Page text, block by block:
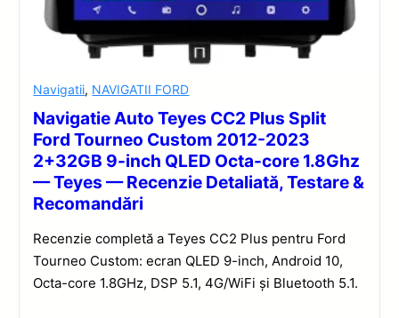
Navigatii, NAVIGATII FORD
Navigatie Auto Teyes CC2 Plus Split
Ford Tourneo Custom 2012-2023
2+32GB 9-inch QLED Octa-core 1.8Ghz
— Teyes — Recenzie Detaliată, Testare &
Recomandări
Recenzie completă a Teyes CC2 Plus pentru Ford
Tourneo Custom: ecran QLED 9-inch, Android 10,
Octa-core 1.8GHz, DSP 5.1, 4G/WiFi și Bluetooth 5.1.